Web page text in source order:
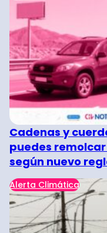
Cadenas y
puedes
según nuevo
Alerta Climática